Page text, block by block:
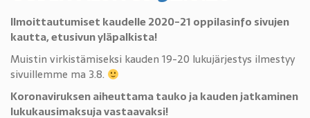
Ilmoittautumiset kaudelle 2020-21 oppilasinfo sivujen
kautta, etusivun yläpalkista!
Muistin virkistämiseksi kauden 19-20 lukujärjestys ilmestyy
sivuillemme ma 3.8.
Koronaviruksen aiheuttama tauko ja kauden jatkaminen
lukukausimaksuja vastaavaksi!